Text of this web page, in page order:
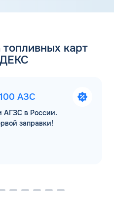
карт
АЗС
АГЗС в России.
заправки!